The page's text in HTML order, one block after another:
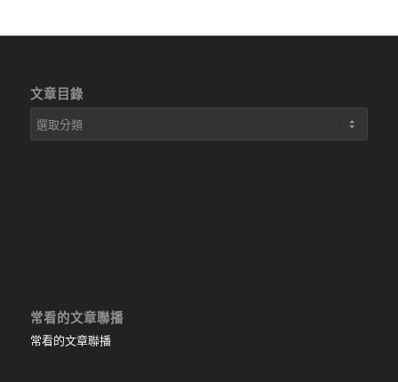
文章目錄
文
章
常看的文章聯播
常看的文章聯播